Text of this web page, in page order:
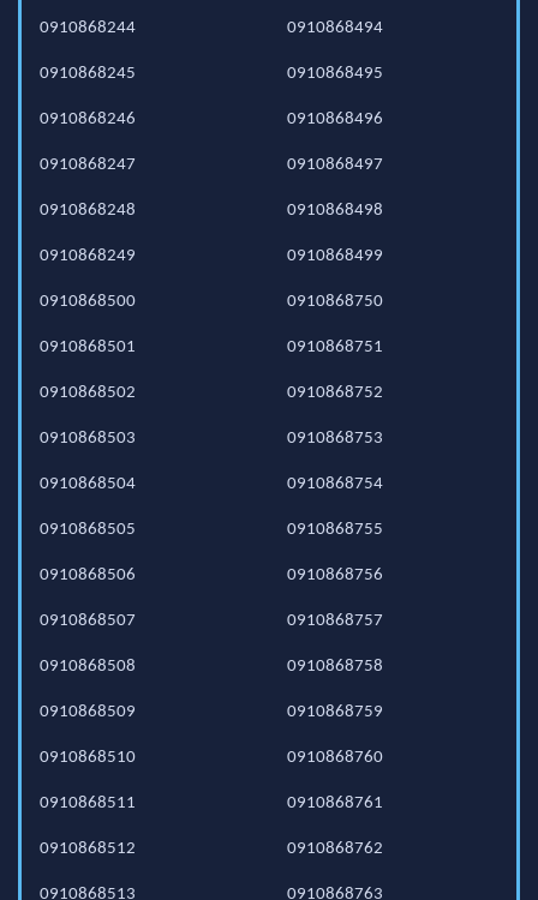
0910868244
0910868245
0910868246
0910868247
0910868248
0910868249
0910868494
0910868495
0910868496
0910868497
0910868498
0910868499
0910868500
0910868501
0910868502
0910868503
0910868504
0910868505
0910868506
0910868507
0910868508
0910868509
0910868510
0910868511
0910868512
0910868513
0910868750
0910868751
0910868752
0910868753
0910868754
0910868755
0910868756
0910868757
0910868758
0910868759
0910868760
0910868761
0910868762
0910868763